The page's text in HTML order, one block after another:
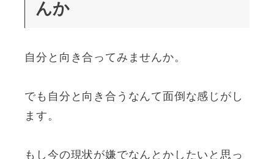
んか
自分と向き合ってみませんか。
でも自分と向き合うなんて面倒な感じがし
ます。
もし今の現状が嫌でなんとかしたいと思っ